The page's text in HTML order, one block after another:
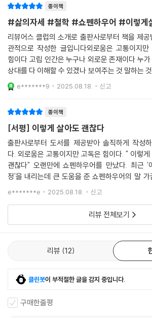
『쇼펜하우어가 말하는 이렇게 살아도 괜찮다』는
거운 철학서도 아닙니다. 그것은 나답게 살아가는
위한 철학적 위로이자 실천 가능한 안내서입니다.
때마다 펼쳐보면 좋을 책. 지금 이 순간에도, 혼자
찮다고 말해주는 책입니다. 이제는 더 이상 비교
됩니다. 있는 그대로의 나로도, 우리는 충분히 괜
종이책
#삶의자세 #철학 #쇼펜하우어 #이렇게
리뷰어스 클럽의 소개로 출판사로부터 책을 제공
관적으로 작성한 글입니다외로움은 고통이지만
힘이다 고립 인간은 누구나 외로운 존재이다 누가
상대를 다 이해할 수 있겠나 보여주는 것 말하는
상대를 다 알 수가 없는데 근본적으로 외로운 존
의 외로움 그 조차도 고통이지만 고독은 힘이라고
e*******9 2025.08.18. 신고
종이책
[서평] 이렇게 살아도 괜찮다
출판사로부터 도서를 제공받아 솔직하게 작성
다. 외로움은 고통이지만 고독은 힘이다. " 이렇게
괜찮다" 오랜만에 쇼펜하우어를 만났다. 최근 '
정'을 내리는데 큰 도움을 준 쇼펜하우어의 말 가
속의 한 문장이 고민을 풀어주는 중요한 키가
아할 수 밖에 없다. 어떤 일이 타인의 일이 아
e*******e 2025.08.18. 신고
리뷰 전체보기
리뷰 12
클린봇이 부적절한 글을 감지 중입니다.
구매한줄평